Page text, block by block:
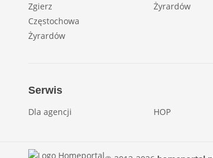
Zgierz
Częstochowa
Żyrardów
Żyrardów
Serwis
Dla agencji HOP